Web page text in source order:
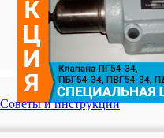
Советы и инструкции